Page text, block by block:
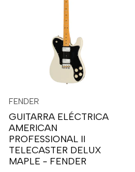
sesión
para
usar
la
lista
sesión
para
usar
Compare
Vista
Proveedor:
FENDER
GUITARRA ELÉCTRICA
AMERICAN
PROFESSIONAL II
TELECASTER DELUX
MAPLE - FENDER